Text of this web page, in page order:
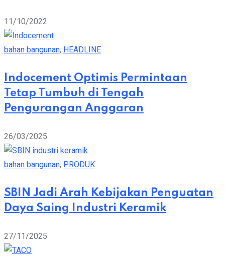
11/10/2022
bahan bangunan, HEADLINE
Indocement Optimis Permintaan
Tetap Tumbuh di Tengah
Pengurangan Anggaran
26/03/2025
bahan bangunan, PRODUK
SBIN Jadi Arah Kebijakan Penguatan
Daya Saing Industri Keramik
27/11/2025